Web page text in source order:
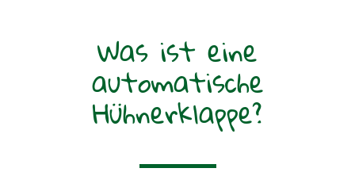
Was ist eine
automatische
Hühnerklappe?